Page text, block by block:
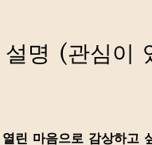
명 (관심이
린 마음으로 감상하고